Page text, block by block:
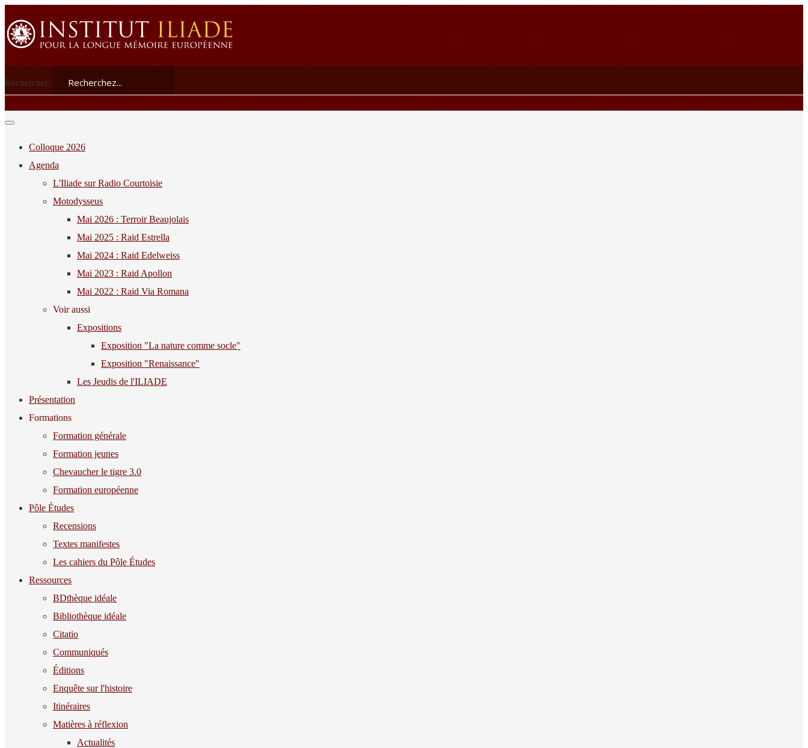
Rechercher:
Colloque 2026
Agenda
L'Iliade sur Radio Courtoisie
Motodysseus
Mai 2026 : Terroir Beaujolais
Mai 2025 : Raid Estrella
Mai 2024 : Raid Edelweiss
Mai 2023 : Raid Apollon
Mai 2022 : Raid Via Romana
Voir aussi
Expositions
Exposition "La nature comme socle"
Exposition "Renaissance"
Les Jeudis de l'ILIADE
Présentation
Formations
Formation générale
Formation jeunes
Chevaucher le tigre 3.0
Formation européenne
Pôle Études
Recensions
Textes manifestes
Les cahiers du Pôle Études
Ressources
BDthèque idéale
Bibliothèque idéale
Citatio
Communiqués
Éditions
Enquête sur l'histoire
Itinéraires
Matières à réflexion
Actualités